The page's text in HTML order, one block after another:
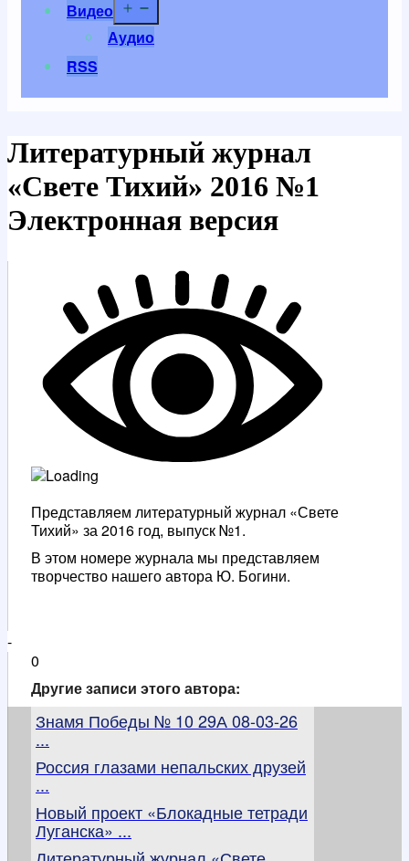
Видео
Аудио
RSS
Литературный журнал
«Свете Тихий» 2016 №1
Электронная версия
Представляем литературный журнал «Свете
Тихий» за 2016 год, выпуск №1.
В этом номере журнала мы представляем
творчество нашего автора Ю. Богини.
-
0
Другие записи этого автора:
Знамя Победы № 10 29А 08-03-26
...
Россия глазами непальских друзей
...
Новый проект «Блокадные тетради
Луганска» ...